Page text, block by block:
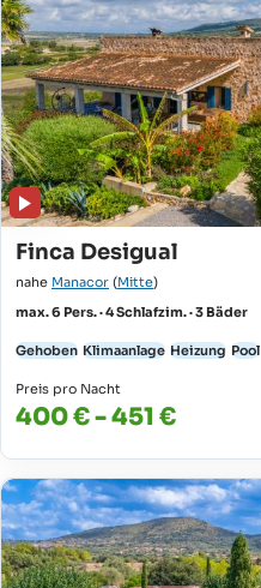
Finca Desigual
nahe Manacor (Mitte)
max. 6 Pers. · 4 Schlafzim. · 3 Bäder
Gehoben Klimaanlage Heizung Pool
Preis pro Nacht
400 € - 451 €